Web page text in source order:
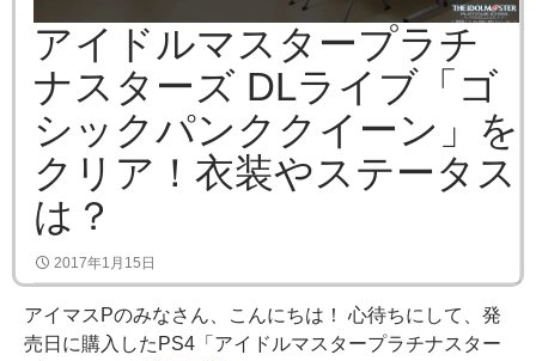
アイドルマスタープラチ
ナスターズ DLライブ「ゴ
シックパンククイーン」を
クリア！衣装やステータス
は？
2017年1月15日
アイマスPのみなさん、こんにちは！ 心待ちにして、発
売日に購入したPS4「アイドルマスタープラチナスター